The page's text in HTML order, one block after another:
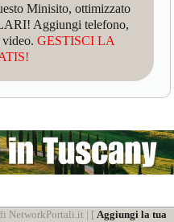
Minisito, ottimizzato
Aggiungi telefono,
video.GESTISCI LA
NetworkPortali.it | [Aggiungi la tua